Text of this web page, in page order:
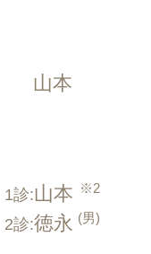
山本
1診:山本 ※2
2診:徳永 (男)